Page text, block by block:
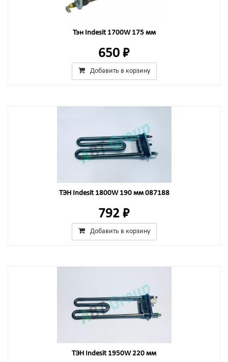
Тэн Indesit 1700W 175 мм
650 ₽
Добавить в корзину
ТЭН Indesit 1800W 190 мм 087188
792 ₽
Добавить в корзину
ТЭН Indesit 1950W 220 мм